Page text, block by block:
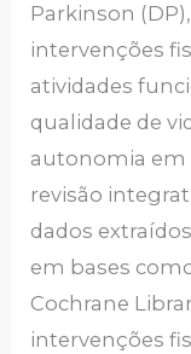
Parkinson
intervenções
atividades
qualidade de
autonomia em
revisão
dados
em bases
Cochrane
intervenções